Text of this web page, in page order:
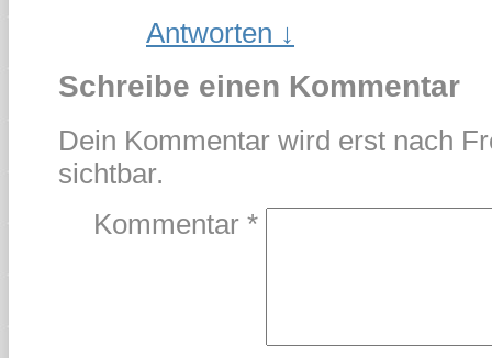
Antworten ↓
Schreibe einen Kommentar
Dein Kommentar wird erst nach
sichtbar.
Kommentar *